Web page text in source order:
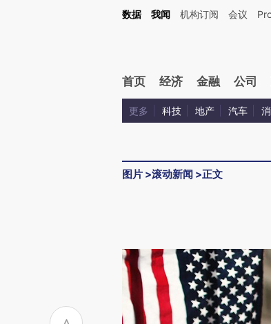
数据 我闻 机构订阅 会议
首页 经济 金融 公司
更多 科技 地产 汽车
图片 >滚动新闻 >正文